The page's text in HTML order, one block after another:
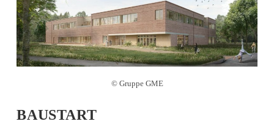
© Gruppe GME
BAUSTART